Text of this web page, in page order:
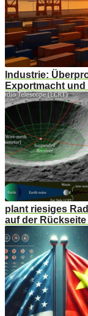
Industrie:
Exportmacht
plant riesiges
auf der